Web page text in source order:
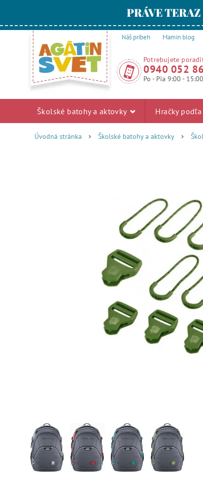
PRÁVE
Náš príbeh Mamin blog
Potrebujete
0940 052
Po - Pia 9:00 - 15:00
Školské batohy a aktovky Hračky
Úvodná stránka Školské batohy a aktovky